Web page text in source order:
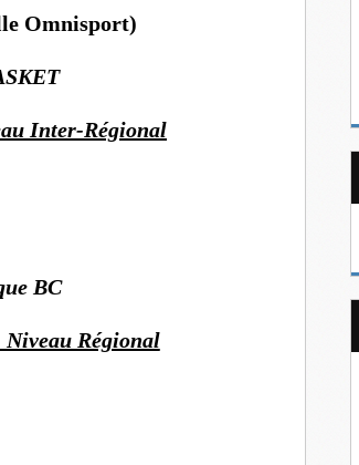
Omnisport)
Inter-Régional
BC
Régional